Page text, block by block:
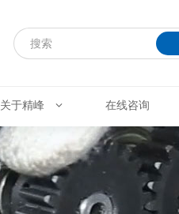
关于精峰 在线咨询